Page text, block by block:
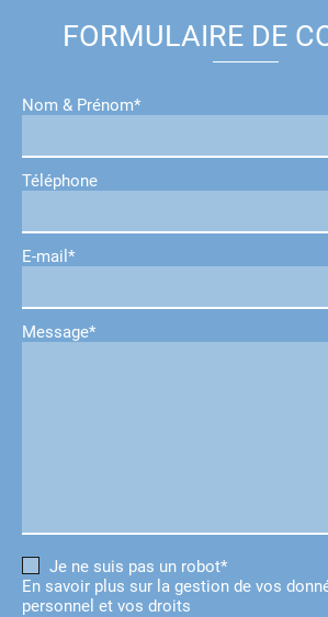
FORMULAIRE DE
Nom & Prénom*
Téléphone
E-mail*
Message*
Je ne suis pas un robot*
En savoir plus sur la gestion de vos
personnel et vos droits